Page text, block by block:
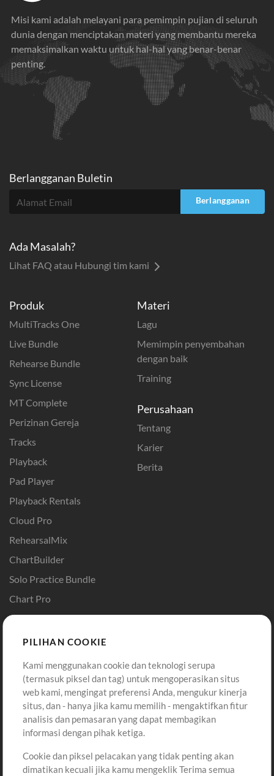
Misi kami adalah melayani para pemimpin pujian di seluruh
dunia dengan menciptakan materi yang membantu mereka
memaksimalkan waktu untuk hal-hal yang benar-benar
penting.
Produk
MultiTracks One
Live Bundle
Rehearse Bundle
Sync License
MT Complete
Perizinan Gereja
Tracks
Playback
Pad Player
Playback Rentals
Cloud Pro
RehearsalMix
ChartBuilder
Solo Practice Bundle
Chart Pro
Template ProPresenter
Sound
Materi
Lagu
Memimpin penyembahan
dengan baik
Training
Perusahaan
Tentang
Karier
Berita
Pembelian
Beli Kredit
Konten Gratis
Permintaan Lagu
Lain-lain
Akun
Masuk
Daftar
Lihat Keranjang
Berlangganan Buletin
Berlangganan
Ada Masalah?
Lihat FAQ atau Hubungi tim kami
PILIHAN COOKIE
Kami menggunakan cookie dan teknologi serupa
(termasuk piksel dan tag) untuk mengoperasikan situs
web kami, mengingat preferensi Anda, mengukur kinerja
situs, dan - hanya jika kamu memilih - mengaktifkan fitur
analisis dan pemasaran yang dapat membagikan
informasi dengan pihak ketiga.
Cookie dan piksel pelacakan yang tidak penting akan
dimatikan kecuali jika kamu mengeklik Terima semua